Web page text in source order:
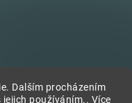
Dalším procházením
používáním.. Více